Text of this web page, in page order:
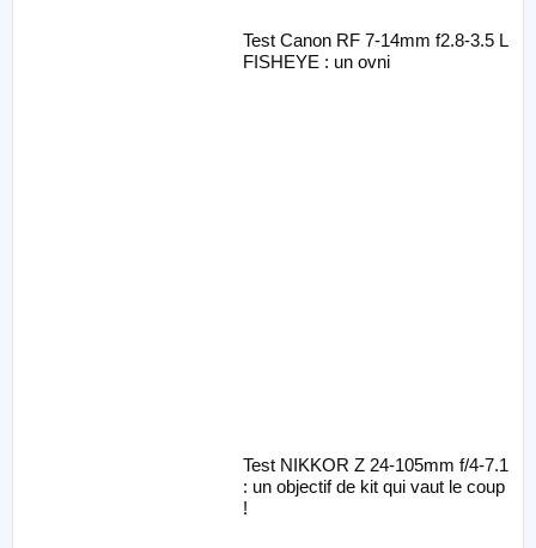
Test Canon RF 7-14mm f2.8-3.5 L
FISHEYE : un ovni
Test NIKKOR Z 24-105mm f/4-7.1
: un objectif de kit qui vaut le coup
!